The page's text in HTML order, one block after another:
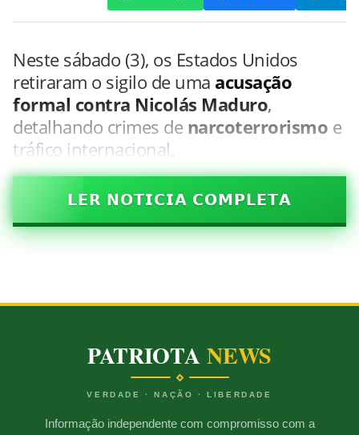
Neste sábado (3), os Estados Unidos
retiraram o sigilo de uma acusação
formal contra Nicolás Maduro,
detalhando crimes de narcoterrorismo e
tráfico internacional.
𝗟𝗘𝗥 𝗡𝗢𝗧𝗜𝗖𝗜𝗔 𝗖𝗢𝗠𝗣𝗟𝗘𝗧𝗔
PATRIOTANEWS
VERDADE · NAÇÃO · LIBERDADE
Informação independente com compromisso com a